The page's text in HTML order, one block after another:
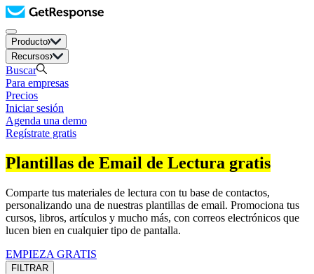
Producto
Recursos
Buscar
Para empresas
Precios
Iniciar sesión
Agenda una demo
Regístrate gratis
Plantillas de Email de Lectura gratis
Comparte tus materiales de lectura con tu base de contactos,
personalizando una de nuestras plantillas de email. Promociona tus
cursos, libros, artículos y mucho más, con correos electrónicos que
lucen bien en cualquier tipo de pantalla.
EMPIEZA GRATIS
FILTRAR